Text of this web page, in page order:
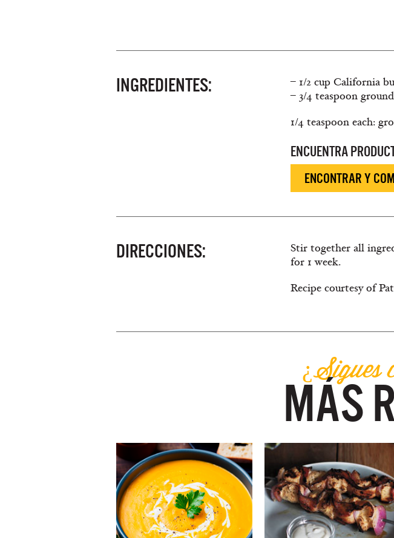
INGREDIENTES:
– 1/2 cup California
– 3/4 teaspoon
1/4 teaspoon each:
ENCUENTRA
ENCONTRAR Y
DIRECCIONES:
Stir together all
for 1 week.
Recipe courtesy of
¿Sigues
MÁS